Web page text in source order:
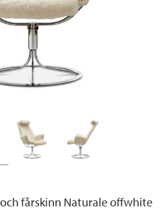
fårskinn Naturale offwhite